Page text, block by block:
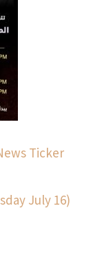
Ticker
July 16)